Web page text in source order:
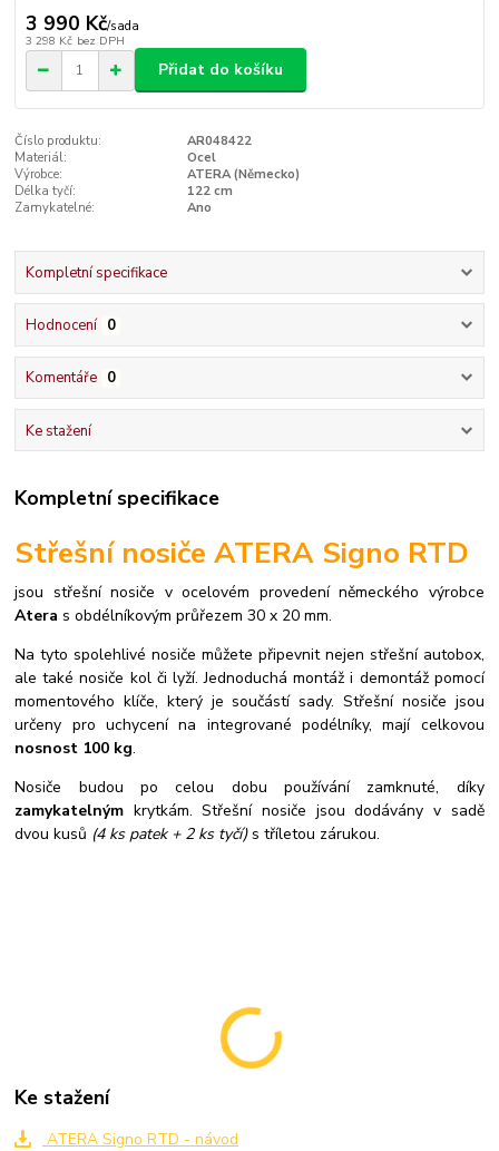
3 990 Kč/sada
3 298 Kč bez DPH
Přidat do košíku
Číslo produktu:
AR048422
Materiál:
Ocel
Výrobce:
ATERA (Německo)
Délka tyčí:
122 cm
Zamykatelné:
Ano
Kompletní specifikace
Hodnocení 0
Komentáře 0
Ke stažení
Kompletní specifikace
Střešní nosiče ATERA Signo RTD
jsou střešní nosiče v ocelovém provedení německého výrobce
Atera s obdélníkovým průřezem 30 x 20 mm.
Na tyto spolehlivé nosiče můžete připevnit nejen střešní autobox,
ale také nosiče kol či lyží.Jednoduchá montáž i demontáž pomocí
momentového klíče, který je součástí sady.Střešní nosiče jsou
určeny pro uchycení na integrované podélníky, mají celkovou
nosnost 100 kg.
Nosiče budou po celou dobu používání zamknuté, díky
zamykatelným krytkám. Střešní nosiče jsou dodávány v sadě
dvou kusů (4 ks patek + 2 ks tyčí)s tříletou zárukou.
Ke stažení
ATERA Signo RTD - návod